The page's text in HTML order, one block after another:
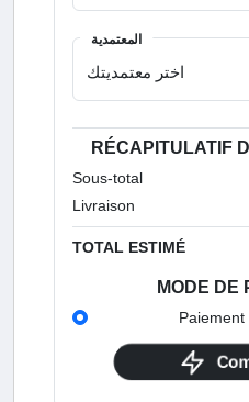
المعتمدية
RÉCAPITULATIF
Sous-total
Livraison
TOTAL ESTIMÉ
MODE DE
Paiement